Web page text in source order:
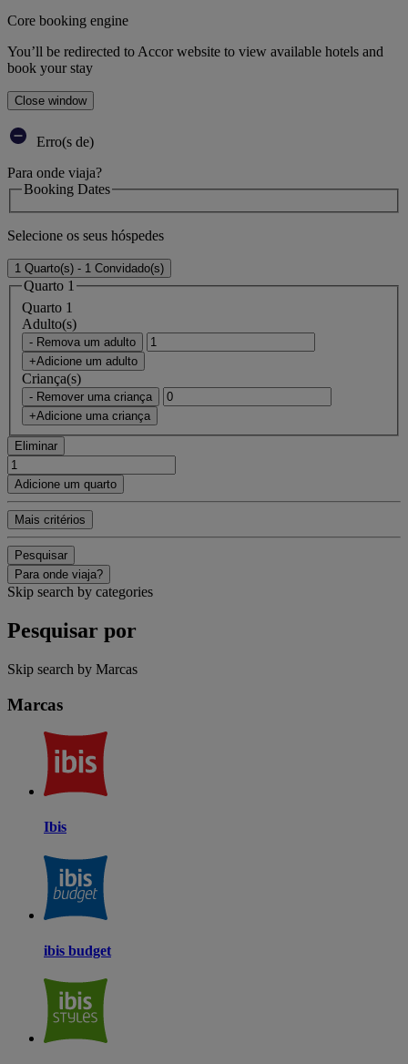
Core booking engine
You’ll be redirected to Accor website to view available hotels and
book your stay
Close window
Erro(s de)
Para onde viaja?
Booking Dates
Selecione os seus hóspedes
1 Quarto(s) - 1 Convidado(s)
Quarto 1
Quarto 1
Adulto(s)
- Remova um adulto
+Adicione um adulto
Criança(s)
- Remover uma criança
+Adicione uma criança
Eliminar
Adicione um quarto
Mais critérios
Pesquisar
Para onde viaja?
Skip search by categories
Pesquisar por
Skip search by Marcas
Marcas
Ibis
ibis budget